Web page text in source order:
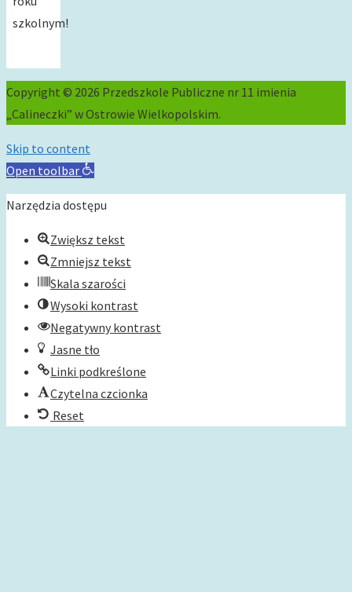
szkolnym!
Copyright © 2026 Przedszkole Publiczne nr 11 imienia
„Calineczki” w Ostrowie Wielkopolskim.
Skip to content
Open toolbar
Narzędzia dostępu
Zwiększ tekst
Zmniejsz tekst
Skala szarości
Wysoki kontrast
Negatywny kontrast
Jasne tło
Linki podkreślone
Czytelna czcionka
Reset